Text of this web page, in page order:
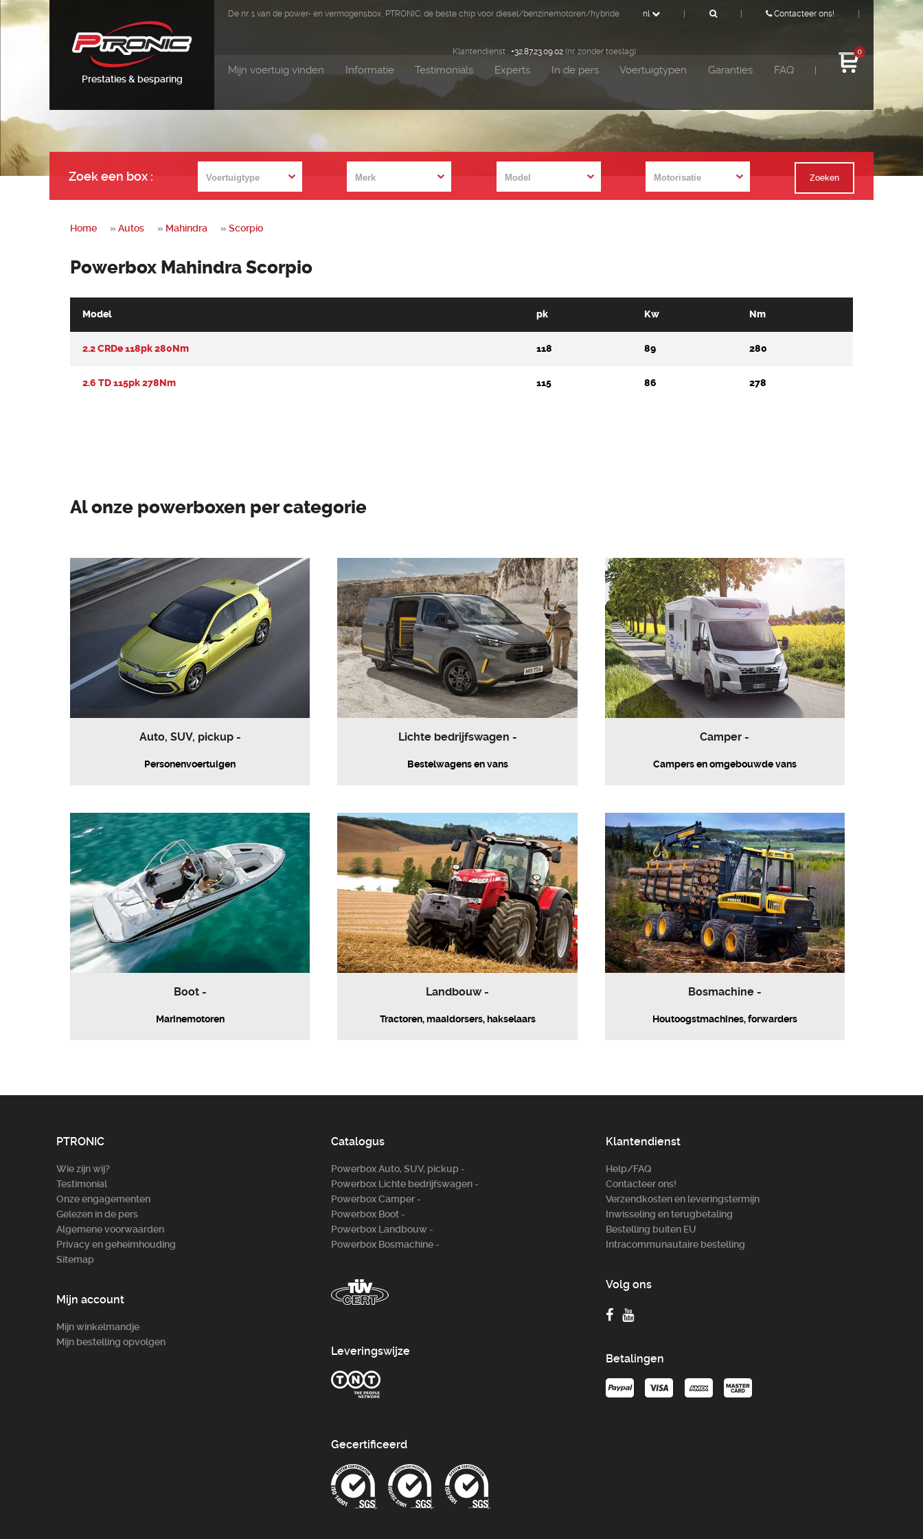
Prestaties & besparing
Mijn voertuig vinden Informatie Testimonials Experts In de pers Voertuigtypen Garanties FAQ
0
De nr. 1 van de power- en vermogensbox, PTRONIC: de beste chip voor diesel/benzinemotoren/hybride nl Contacteer ons!
Klantendienst : +32.87.23.09.02(nr. zonder toeslag)
Zoek een box : Zoeken
Home » Autos » Mahindra » Scorpio
Powerbox Mahindra Scorpio
Model pk Kw Nm
2.2 CRDe 118pk 280Nm 118 89 280
2.6 TD 115pk 278Nm 115 86 278
Al onze powerboxen per categorie
Auto, SUV, pickup -
Personenvoertuigen
Lichte bedrijfswagen -
Bestelwagens en vans
Camper -
Campers en omgebouwde vans
Boot -
Marinemotoren
Landbouw -
Tractoren, maaidorsers, hakselaars
Bosm­achine -
Houtoogstmachines, forwarders
PTRONIC
Wie zijn wij?
Testimonial
Onze engagementen
Gelezen in de pers
Algemene voorwaarden
Privacy en geheimhouding
Sitemap
Mijn account
Mijn winkelmandje
Mijn bestelling opvolgen
Catalogus
Powerbox Auto, SUV, pickup -
Powerbox Lichte bedrijfswagen -
Powerbox Camper -
Powerbox Boot -
Powerbox Landbouw -
Powerbox Bosm­achine -
Leveringswijze
Gecertificeerd
Klantendienst
Help/FAQ
Contacteer ons!
Verzendkosten en leveringstermijn
Inwisseling en terugbetaling
Bestelling buiten EU
Intracommunautaire bestelling
Volg ons
Betalingen